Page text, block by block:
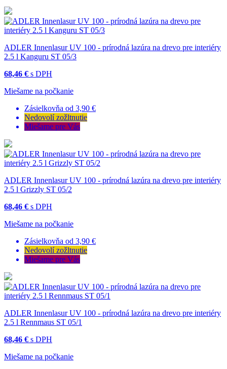
ADLER Innenlasur UV 100 - prírodná lazúra na drevo pre interiéry
2.5 l Kanguru ST 05/3
68,46 € s DPH
Miešame na počkanie
Zásielkovňa od 3,90 €
Nedovolí zožltnutie
Miešame pre Vás
ADLER Innenlasur UV 100 - prírodná lazúra na drevo pre interiéry
2.5 l Grizzly ST 05/2
68,46 € s DPH
Miešame na počkanie
Zásielkovňa od 3,90 €
Nedovolí zožltnutie
Miešame pre Vás
ADLER Innenlasur UV 100 - prírodná lazúra na drevo pre interiéry
2.5 l Rennmaus ST 05/1
68,46 € s DPH
Miešame na počkanie